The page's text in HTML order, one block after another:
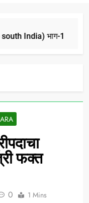
India) भाग-1
फक्त
0 1 Mins